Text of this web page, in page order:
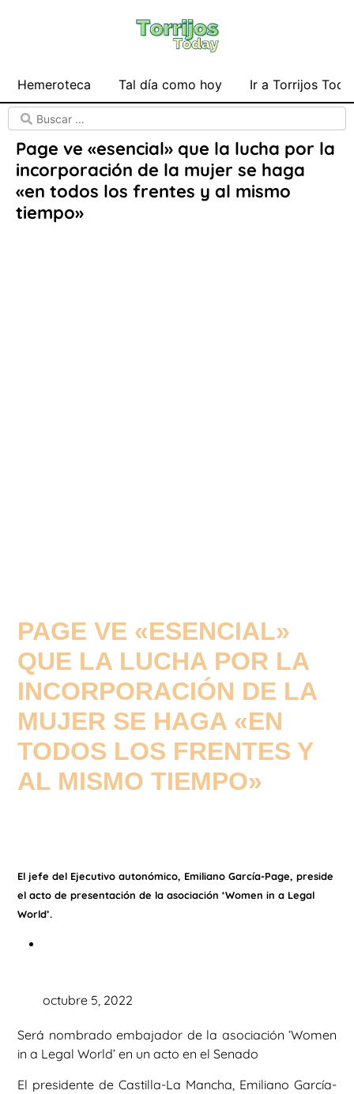
Hemeroteca Tal día como hoy Ir a Torrijos
Page ve «esencial» que la lucha por la
incorporación de la mujer se haga
«en todos los frentes y al mismo
tiempo»
PAGE VE «ESENCIAL»
QUE LA LUCHA POR LA
INCORPORACIÓN DE LA
MUJER SE HAGA «EN
TODOS LOS FRENTES Y
AL MISMO TIEMPO»
El jefe del Ejecutivo autonómico, Emiliano García-Page, preside
el acto de presentación de la asociación ‘Women in a Legal
World’.
octubre 5, 2022
Será nombrado embajador de la asociación ‘Women
in a Legal World’ en un acto en el Senado
El presidente de Castilla-La Mancha, Emiliano García-